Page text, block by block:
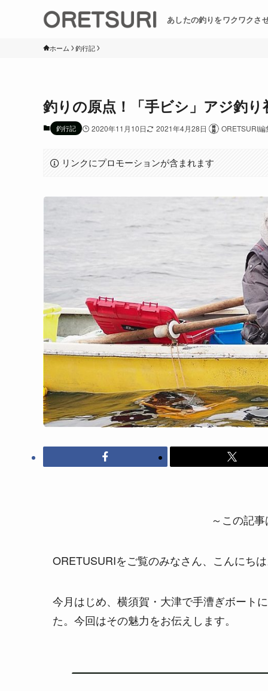
あしたの釣りをワクワクさ
ホーム 釣行記
釣りの原点！「手ビシ」アジ釣
釣行記 2020年11月10日 2021年4月28日 ORETSURI編
リンクにプロモーションが含まれます
～この記
ORETUSURIをご覧のみなさん、こんにち
今月はじめ、横須賀・大津で手漕ぎボート
た。今回はその魅力をお伝えします。